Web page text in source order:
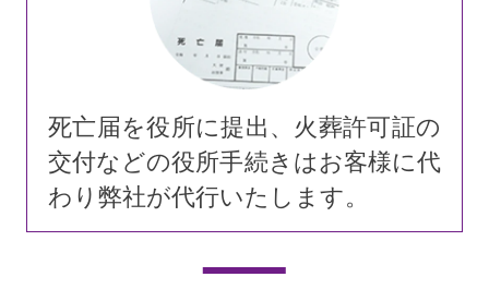
死亡届を役所に提出、火葬許可証の
交付などの役所手続きはお客様に代
わり弊社が代行いたします。